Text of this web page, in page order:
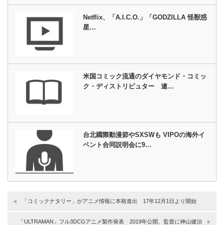
Netflix、「A.I.C.O.」「GODZILLA 怪獣惑
星…
米国コミック流通のダイヤモンド・コミッ
ク・ディストリビュター 連…
台北國際動漫節やSXSWも VIPOの海外イ
ベント合同説明会に9…
「コミックナタリー」がアニメ情報に本格進出 17年12月1日より開始
「ULTRAMAN」フル3DCGアニメ製作発表 2019年公開、監督に神山健治